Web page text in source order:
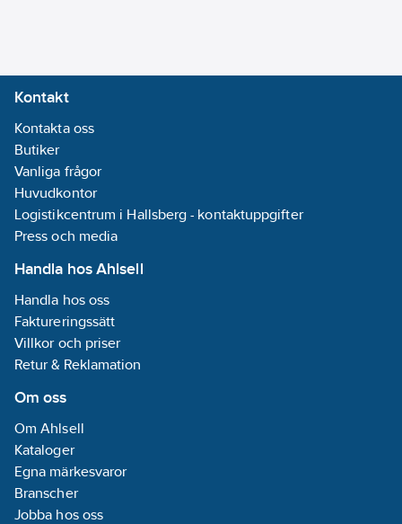
Kontakt
Kontakta oss
Butiker
Vanliga frågor
Huvudkontor
Logistikcentrum i Hallsberg - kontaktuppgifter
Press och media
Handla hos Ahlsell
Handla hos oss
Faktureringssätt
Villkor och priser
Retur & Reklamation
Om oss
Om Ahlsell
Kataloger
Egna märkesvaror
Branscher
Jobba hos oss